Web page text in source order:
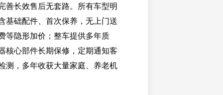
善长效售后无套路。所有车型明
基础配件、首次保养，无上门送
等隐形加价；整车提供多年质
核心部件长期保修，定期通知客
测，多年收获大量家庭、养老机